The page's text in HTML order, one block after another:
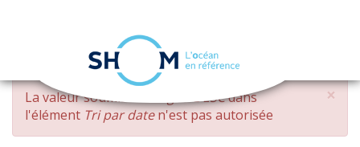
Aller
contenu
principal
navigation
×
MESSAGE
D'ERREUR
La valeur soumise changed DESCdans
l'élément Tri par daten'est pas autorisée